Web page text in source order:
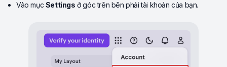
Vào mục Settings ở góc trên bên phải tài khoản của bạn.